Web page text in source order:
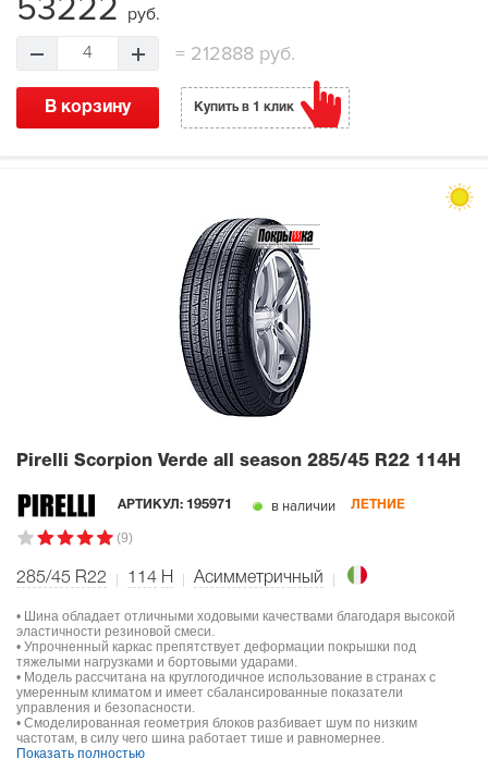
53222 руб.
4 =212888 руб.
В корзину Купить в 1 клик
Pirelli Scorpion Verde all season 285/45 R22 114H
АРТИКУЛ: 195971 в наличии ЛЕТНИЕ
(9)
285/45 R22 114 H Асимметричный
• Шина обладает отличными ходовыми качествами благодаря высокой
эластичности резиновой смеси.
• Упрочненный каркас препятствует деформации покрышки под
тяжелыми нагрузками и бортовыми ударами.
• Модель рассчитана на круглогодичное использование в странах с
умеренным климатом и имеет сбалансированные показатели
управления и безопасности.
• Смоделированная геометрия блоков разбивает шум по низким
частотам, в силу чего шина работает тише и равномернее.
Показать полностью